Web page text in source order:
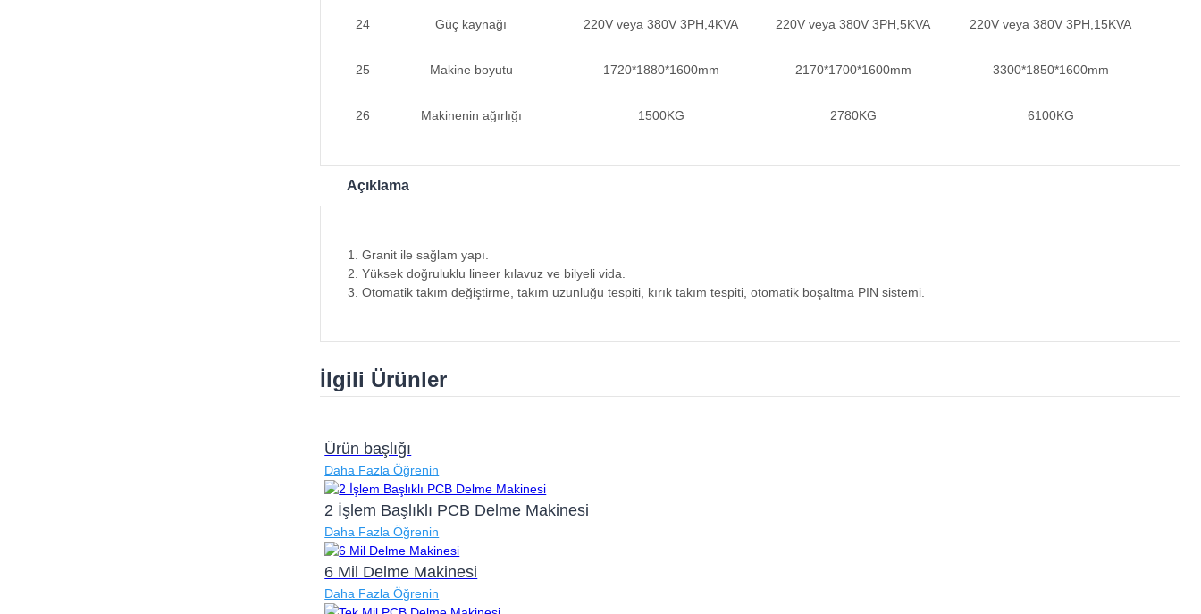
24 Güç kaynağı 220V veya 380V 3PH,4KVA 220V veya 380V 3PH,5KVA 220V veya 380V 3PH,15KVA
25 Makine boyutu 1720*1880*1600mm 2170*1700*1600mm 3300*1850*1600mm
26 Makinenin ağırlığı 1500KG 2780KG 6100KG
Açıklama
1. Granit ile sağlam yapı.
2. Yüksek doğruluklu lineer kılavuz ve bilyeli vida.
3. Otomatik takım değiştirme, takım uzunluğu tespiti, kırık takım tespiti, otomatik boşaltma PIN sistemi.
İlgili Ürünler
Ürün başlığı
Daha Fazla Öğrenin
2 İşlem Başlıklı PCB Delme Makinesi
Daha Fazla Öğrenin
6 Mil Delme Makinesi
Daha Fazla Öğrenin